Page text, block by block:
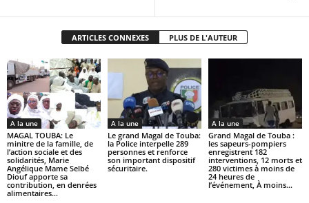
ARTICLES CONNEXES PLUS DE L'AUTEUR
A la une
MAGAL TOUBA: Le
minitre de la famille, de
l’action sociale et des
solidarités, Marie
Angélique Mame Selbé
Diouf apporte sa
contribution, en denrées
alimentaires...
A la une
Le grand Magal de Touba:
la Police interpelle 289
personnes et renforce
son important dispositif
sécuritaire.
A la une
Grand Magal de Touba :
les sapeurs-pompiers
enregistrent 182
interventions, 12 morts et
280 victimes à moins de
24 heures de
l’événement, À moins...